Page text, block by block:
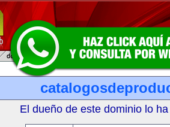
El dueño de este dominio lo